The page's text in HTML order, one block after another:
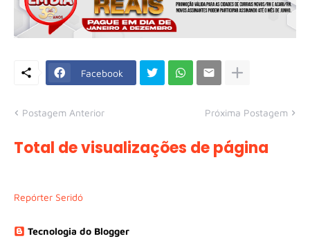
Facebook
Postagem Anterior Próxima Postagem
Total de visualizações de página
Repórter Seridó
Tecnologia do Blogger